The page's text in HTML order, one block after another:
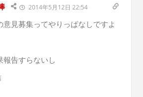
2014年5月12日 22:54
意見募集ってやりっぱなしですよ
報告すらないし